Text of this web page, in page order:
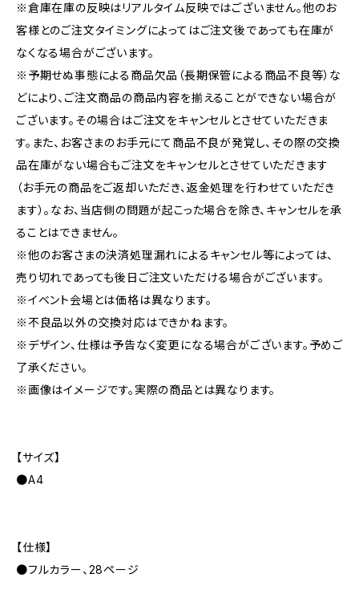
※倉庫在庫の反映はリアルタイム反映ではございません。他のお
客様とのご注文タイミングによってはご注文後であっても在庫が
なくなる場合がございます。
※予期せぬ事態による商品欠品（長期保管による商品不良等）な
どにより、ご注文商品の商品内容を揃えることができない場合が
ございます。その場合はご注文をキャンセルとさせていただきま
す。また、お客さまのお手元にて商品不良が発覚し、その際の交換
品在庫がない場合もご注文をキャンセルとさせていただきます
（お手元の商品をご返却いただき、返金処理を行わせていただき
ます）。なお、当店側の問題が起こった場合を除き、キャンセルを承
ることはできません。
※他のお客さまの決済処理漏れによるキャンセル等によっては、
売り切れであっても後日ご注文いただける場合がございます。
※イベント会場とは価格は異なります。
※不良品以外の交換対応はできかねます。
※デザイン、仕様は予告なく変更になる場合がございます。予めご
了承ください。
※画像はイメージです。実際の商品とは異なります。
【サイズ】
●A4
【仕様】
●フルカラー、28ページ